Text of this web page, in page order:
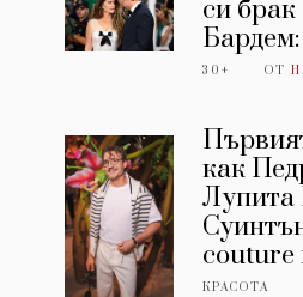
си
Бардем:
30+ ОТ
как
Лупита
couture
КРАСОТА